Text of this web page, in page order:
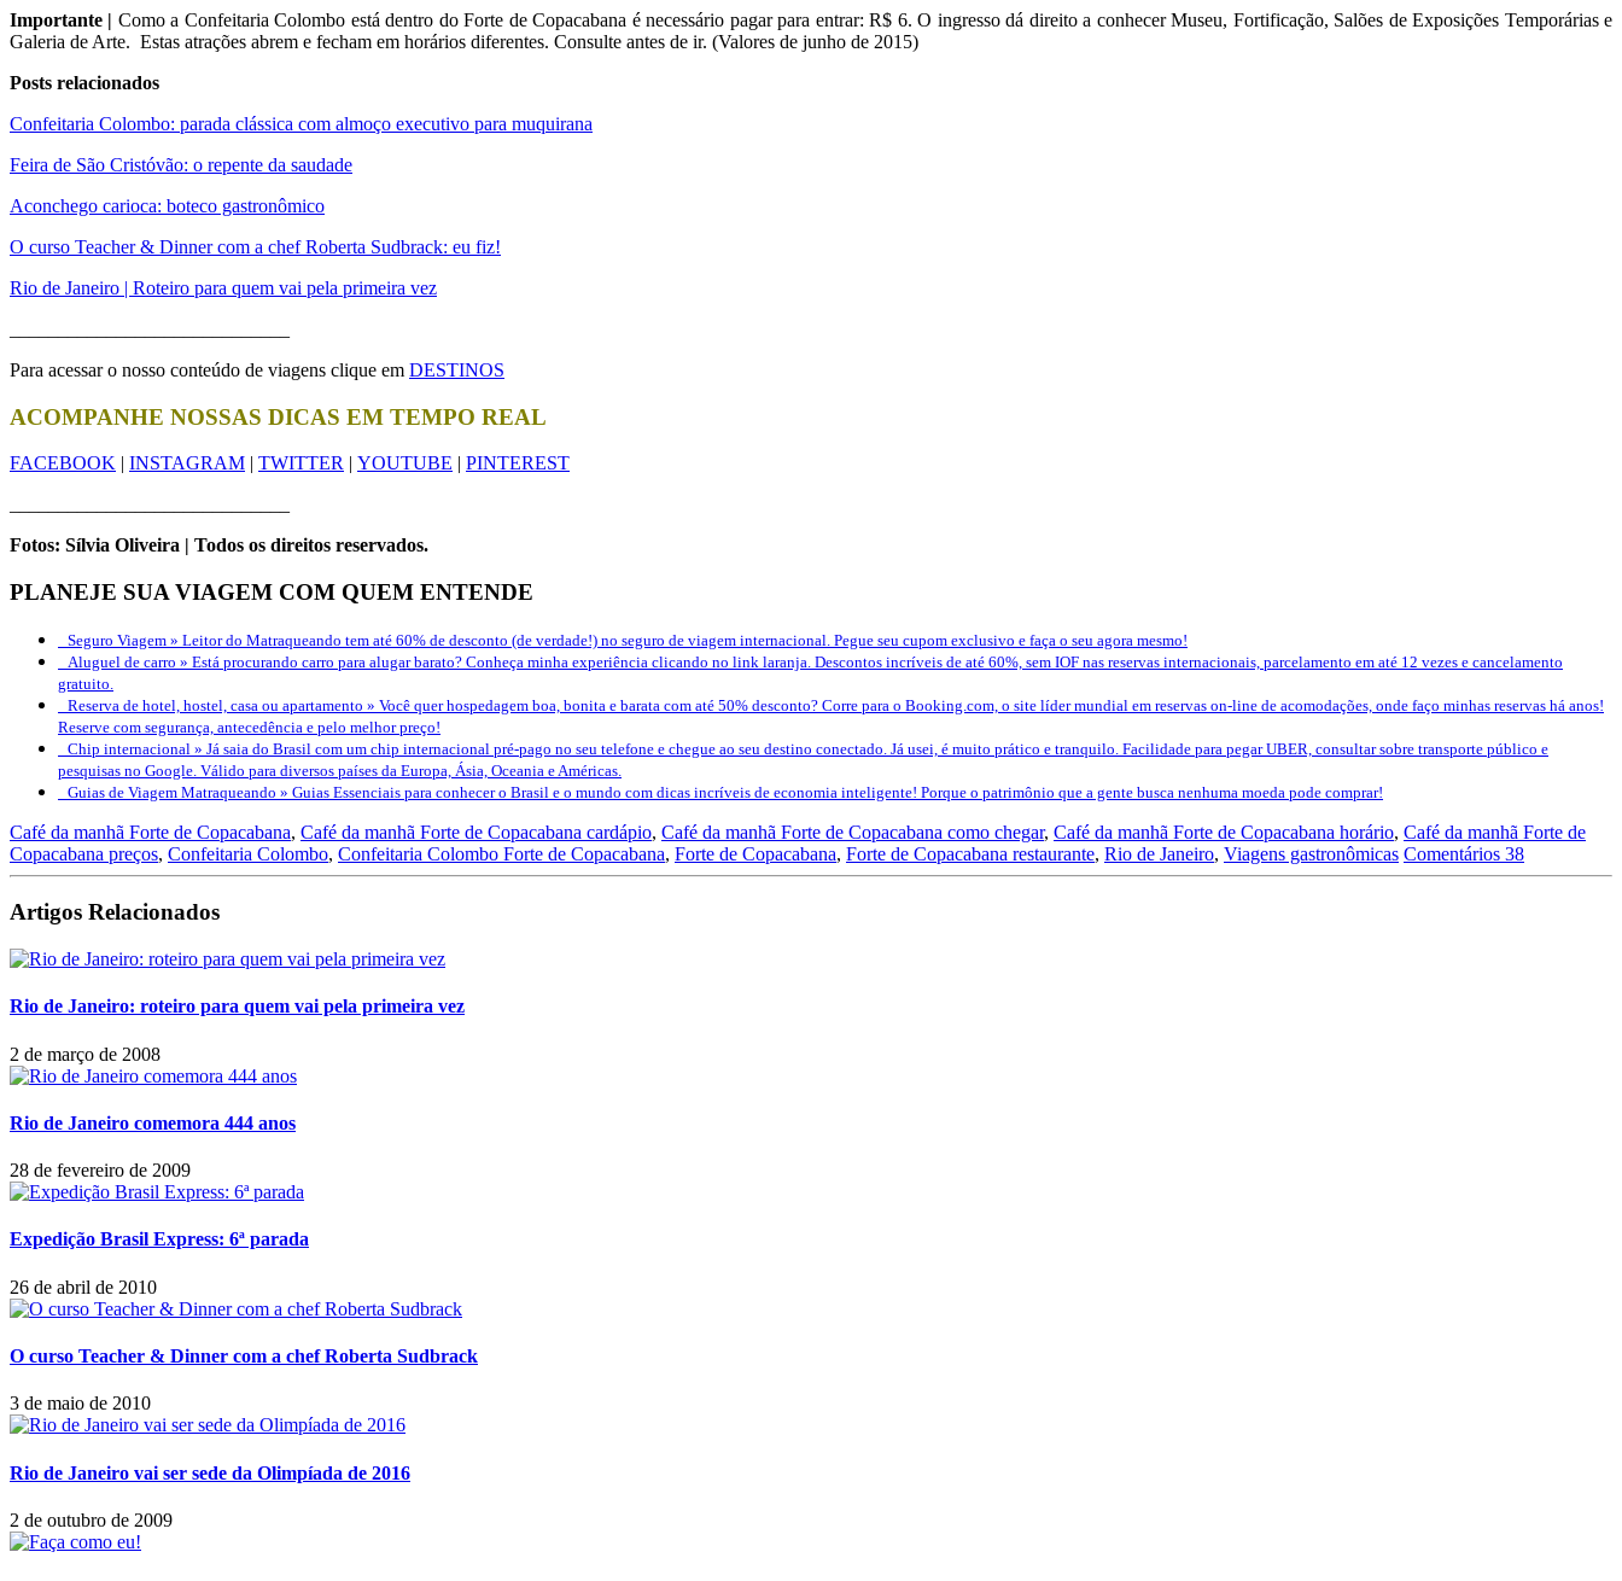
Importante | Como a Confeitaria Colombo está dentro do Forte de Copacabana é necessário pagar para entrar: R$ 6. O ingresso dá direito a conhecer Museu, Fortificação, Salões de Exposições Temporárias e
Galeria de Arte. Estas atrações abrem e fecham em horários diferentes. Consulte antes de ir. (Valores de junho de 2015)
Posts relacionados
Confeitaria Colombo: parada clássica com almoço executivo para muquirana
Feira de São Cristóvão: o repente da saudade
Aconchego carioca: boteco gastronômico
O curso Teacher & Dinner com a chef Roberta Sudbrack: eu fiz!
Rio de Janeiro | Roteiro para quem vai pela primeira vez
Para acessar o nosso conteúdo de viagens clique em DESTINOS
ACOMPANHE NOSSAS DICAS EM TEMPO REAL
FACEBOOK | INSTAGRAM | TWITTER | YOUTUBE | PINTEREST
Fotos: Sílvia Oliveira | Todos os direitos reservados.
PLANEJE SUA VIAGEM COM QUEM ENTENDE
Seguro Viagem » Leitor do Matraqueando tem até 60% de desconto (de verdade!) no seguro de viagem internacional. Pegue seu cupom exclusivo e faça o seu agora mesmo!
Aluguel de carro » Está procurando carro para alugar barato? Conheça minha experiência clicando no link laranja. Descontos incríveis de até 60%, sem IOF nas reservas internacionais, parcelamento em até 12 vezes e cancelamento
gratuito.
Reserva de hotel, hostel, casa ou apartamento » Você quer hospedagem boa, bonita e barata com até 50% desconto? Corre para o Booking.com, o site líder mundial em reservas on-line de acomodações, onde faço minhas reservas há anos!
Reserve com segurança, antecedência e pelo melhor preço!
Chip internacional » Já saia do Brasil com um chip internacional pré-pago no seu telefone e chegue ao seu destino conectado. Já usei, é muito prático e tranquilo. Facilidade para pegar UBER, consultar sobre transporte público e
pesquisas no Google. Válido para diversos países da Europa, Ásia, Oceania e Américas.
Guias de Viagem Matraqueando » Guias Essenciais para conhecer o Brasil e o mundo com dicas incríveis de economia inteligente! Porque o patrimônio que a gente busca nenhuma moeda pode comprar!
Café da manhã Forte de Copacabana, Café da manhã Forte de Copacabana cardápio, Café da manhã Forte de Copacabana como chegar, Café da manhã Forte de Copacabana horário, Café da manhã Forte de
Copacabana preços, Confeitaria Colombo, Confeitaria Colombo Forte de Copacabana, Forte de Copacabana, Forte de Copacabana restaurante, Rio de Janeiro, Viagens gastronômicas Comentários 38
Artigos Relacionados
Rio de Janeiro: roteiro para quem vai pela primeira vez
2 de março de 2008
Rio de Janeiro comemora 444 anos
28 de fevereiro de 2009
Expedição Brasil Express: 6ª parada
26 de abril de 2010
O curso Teacher & Dinner com a chef Roberta Sudbrack
3 de maio de 2010
Rio de Janeiro vai ser sede da Olimpíada de 2016
2 de outubro de 2009